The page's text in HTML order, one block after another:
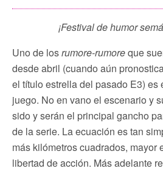
¡Festival de humor
Uno de losrumore-rumoreque
desde abril (cuando aún
el título estrella del pasado E3) es
juego. No en vano el escenario y
sido y serán el principal gancho
de la serie. La ecuación es tan
más kilómetros cuadrados, mayor
libertad de acción. Más adelante